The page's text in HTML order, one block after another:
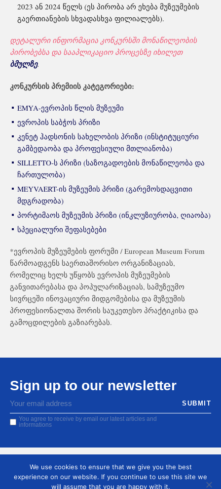
2023 ან 2024 წელს (ეს პირობა არ ეხება მუზეუმების
გაერთიანების სხვადასხვა ფილიალებს).
დეტალური ინფორმაცია კონკურსში მონაწილეობის
პირობებსა და სააპლიკაციო პროცესზე იხილეთ
ბმულზე.
კონკურსის პრემიის კატეგორიები:
EMYA-ევროპის წლის მუზეუმი
ევროპის საბჭოს პრიზი
კენეტ ჰადსონის სახელობის პრიზი (ინსტიტუციური
გამბედაობა და პროფესიული მთლიანობა)
SILLETTO-ს პრიზი (საზოგადოების მონაწილეობა და
ჩართულობა)
MEYVAERT-ის მუზეუმის პრიზი (გარემოსდაცვითი
მდგრადობა)
პორტიმაოს მუზეუმის პრიზი (ინკლუზიურობა, ღიაობა)
სპეციალური შეფასებები
*ევროპის მუზეუმების ფორუმი / European Museum Forum
წარმოადგენს საერთაშორისო ორგანიზაციას,
რომელიც ხელს უწყობს ევროპის მუზეუმების
განვითარებასა და პოპულარიზაციას, სამუზეუმო
სივრცეში ინოვაციური მიდგომებისა და მუზეუმის
პროფესიონალთა შორის საუკეთესო პრაქტიკისა და
გამოცდილების გაზიარებას.
Sign up to our newsletter
You agree to receive by email our latest articles and
informations
We use cookies to ensure that we give you the best
experience on our website. If you continue to use this site we
will assume that you are happy with it.